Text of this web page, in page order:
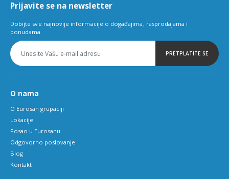
Prijavite se na newsletter
Dobijte sve najnovije informacije o događajima, rasprodajama i
ponudama.
PRETPLATITE SE
O nama
O Eurosan grupaciji
Lokacije
Posao u Eurosanu
Odgovorno poslovanje
Blog
Kontakt